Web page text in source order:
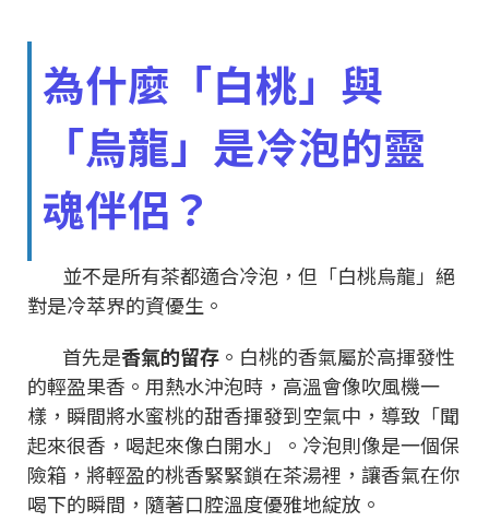
為什麼「白桃」與
「烏龍」是冷泡的靈
魂伴侶？
並不是所有茶都適合冷泡，但「白桃烏龍」絕
對是冷萃界的資優生。
首先是香氣的留存 。白桃的香氣屬於高揮發性
的輕盈果香。用熱水沖泡時，高溫會像吹風機一
樣，瞬間將水蜜桃的甜香揮發到空氣中，導致「聞
起來很香，喝起來像白開水」。冷泡則像是一個保
險箱，將輕盈的桃香緊緊鎖在茶湯裡，讓香氣在你
喝下的瞬間，隨著口腔溫度優雅地綻放。